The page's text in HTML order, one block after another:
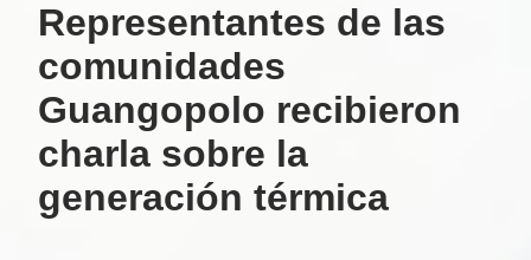
Representantes de las
comunidades
Guangopolo recibieron
charla sobre la
generación térmica